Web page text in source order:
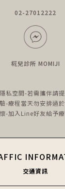
02-27012222
椛兒診所 MOMIJI
私空間-若需攜伴請
-療程當天勿安排過
-加入Line好友給予
交通資訊